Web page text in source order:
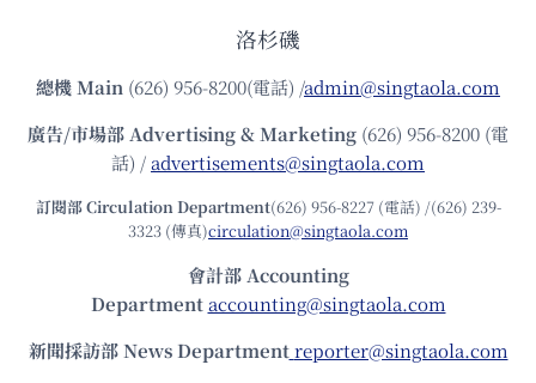
洛杉磯
總機Main (626) 956-8200(電話) /admin@singtaola.com
廣告/市場部Advertising & Marketing (626) 956-8200 (電
話) /advertisements@singtaola.com
訂閱部 Circulation Department(626) 956-8227 (電話) /(626) 239-
3323 (傳真)circulation@singtaola.com
會計部 Accounting
Department accounting@singtaola.com
新聞採訪部 News Department reporter@singtaola.com